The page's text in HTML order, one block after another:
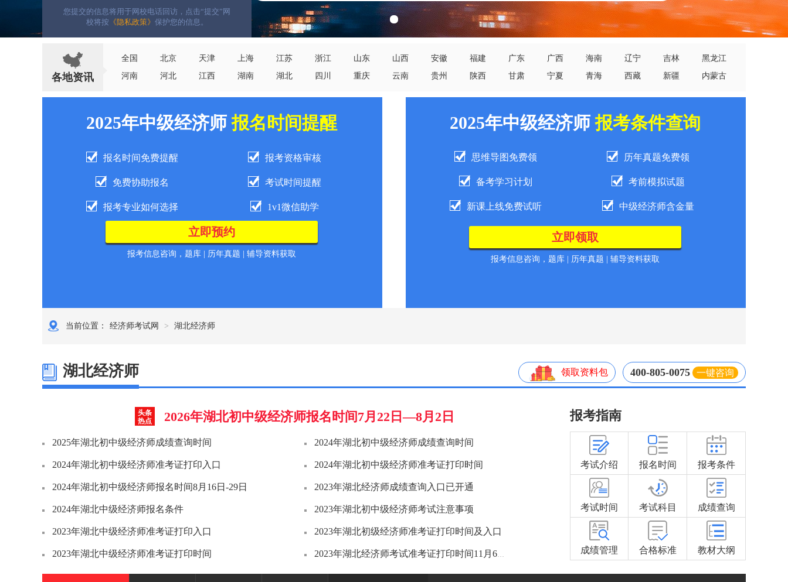
您提交的信息将用于网校电话回访，点击“提交”网
校将按 《隐私政策》 保护您的信息。
各地资讯
全国 北京 天津 上海 江苏 浙江 山东 山西 安徽 福建 广东 广西 海南 辽宁 吉林
黑龙江
河南
河北 江西 湖南 湖北 四川 重庆 云南 贵州 陕西 甘肃 宁夏 青海 西藏 新疆 内蒙古
2025年中级经济师报名时间提醒
报名时间免费提醒 报考资格审核
免费协助报名 考试时间提醒
报考专业如何选择 1v1微信助学
报考信息咨询，题库 | 历年真题 | 辅导资料获取
2025年中级经济师报考条件查询
思维导图免费领 历年真题免费领
备考学习计划 考前模拟试题
新课上线免费试听 中级经济师含金量
报考信息咨询，题库 | 历年真题 | 辅导资料获取
当前位置： 经济师考试网 > 湖北经济师
领取资料包 400-805-0075 一键咨询
湖北经济师
头条
热点
2026年湖北初中级经济师报名时间7月22日—8月2日
2025年湖北初中级经济师成绩查询时间 2024年湖北初中级经济师成绩查询时间
2024年湖北初中级经济师准考证打印入口 2024年湖北初中级经济师准考证打印时间
2024年湖北初中级经济师报名时间8月16日-29日 2023年湖北经济师成绩查询入口已开通
2024年湖北中级经济师报名条件 2023年湖北初中级经济师考试注意事项
2023年湖北中级经济师准考证打印入口 2023年湖北初级经济师准考证打印时间及入口
2023年湖北中级经济师准考证打印时间 2023年湖北经济师考试准考证打印时间11月6日-12日
报考指南
考试介绍 报名时间 报考条件
考试时间 考试科目 成绩查询
成绩管理 合格标准 教材大纲